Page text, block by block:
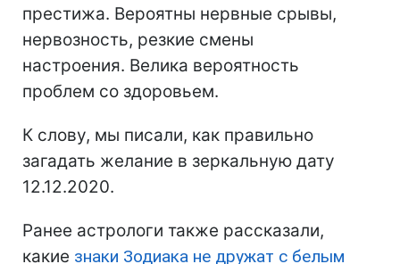
престижа. Вероятны нервные срывы,
нервозность, резкие смены
настроения. Велика вероятность
проблем со здоровьем.
К слову, мы писали, как правильно
загадать желание в зеркальную дату
12.12.2020.
Ранее астрологи также рассказали,
какие знаки Зодиака не дружат с белым